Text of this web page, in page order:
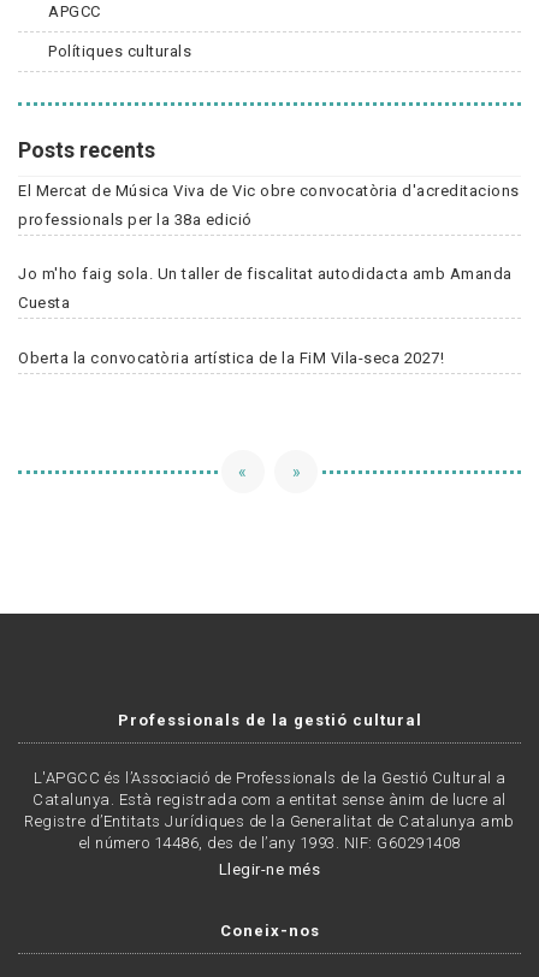
APGCC
Polítiques culturals
Posts recents
El Mercat de Música Viva de Vic obre convocatòria d'acreditacions
professionals per la 38a edició
Jo m'ho faig sola. Un taller de fiscalitat autodidacta amb Amanda
Cuesta
Oberta la convocatòria artística de la FiM Vila-seca 2027!
« »
Professionals de la gestió cultural
L'APGCC és l’Associació de Professionals de la Gestió Cultural a
Catalunya. Està registrada com a entitat sense ànim de lucre al
Registre d’Entitats Jurídiques de la Generalitat de Catalunya amb
el número 14486, des de l’any 1993. NIF: G60291408
Llegir-ne més
Coneix-nos